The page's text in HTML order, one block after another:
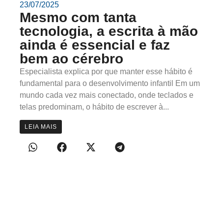
23/07/2025
Mesmo com tanta
tecnologia, a escrita à mão
ainda é essencial e faz
bem ao cérebro
Especialista explica por que manter esse hábito é
fundamental para o desenvolvimento infantil Em um
mundo cada vez mais conectado, onde teclados e
telas predominam, o hábito de escrever à...
LEIA MAIS